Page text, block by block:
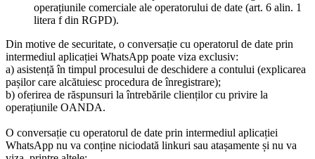
operațiunile comerciale ale operatorului de date (art. 6 alin. 1
litera f din RGPD).
Din motive de securitate, o conversație cu operatorul de date prin
intermediul aplicației WhatsApp poate viza exclusiv:
a) asistență în timpul procesului de deschidere a contului (explicarea
pașilor care alcătuiesc procedura de înregistrare);
b) oferirea de răspunsuri la întrebările clienților cu privire la
operațiunile OANDA.
O conversație cu operatorul de date prin intermediul aplicației
WhatsApp nu va conține niciodată linkuri sau atașamente și nu va